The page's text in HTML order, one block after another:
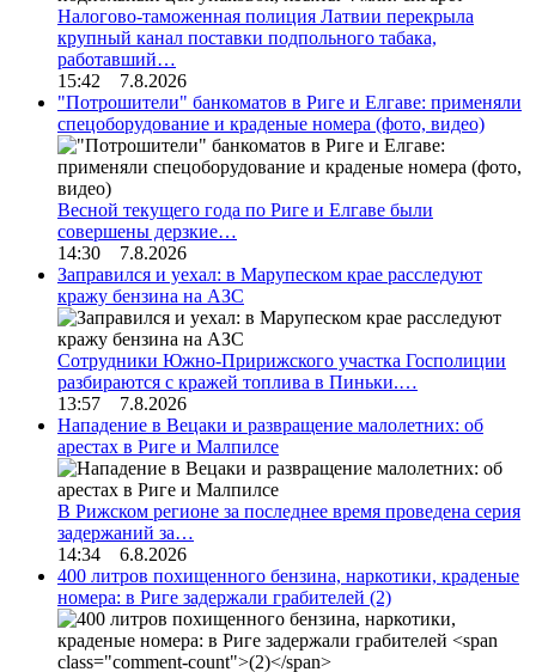
Налогово-таможенная полиция Латвии перекрыла
крупный канал поставки подпольного табака,
работавший…
15:42 7.8.2026
"Потрошители" банкоматов в Риге и Елгаве: применяли
спецоборудование и краденые номера (фото, видео)
Весной текущего года по Риге и Елгаве были
совершены дерзкие…
14:30 7.8.2026
Заправился и уехал: в Марупеском крае расследуют
кражу бензина на АЗС
Сотрудники Южно-Пририжского участка Госполиции
разбираются с кражей топлива в Пиньки.…
13:57 7.8.2026
Нападение в Вецаки и развращение малолетних: об
арестах в Риге и Малпилсе
В Рижском регионе за последнее время проведена серия
задержаний за…
14:34 6.8.2026
400 литров похищенного бензина, наркотики, краденые
номера: в Риге задержали грабителей (2)